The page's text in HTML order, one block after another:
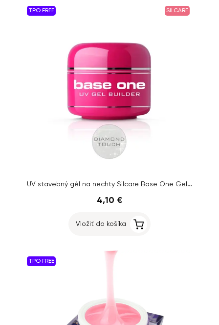
TPO FREE SILCARE
UV stavebný gél na nechty Silcare Base One Gel – Diamond Touch, 5g
4,10 €
Vložiť do košíka
TPO FREE